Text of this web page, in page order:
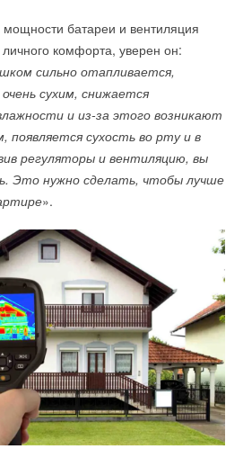
мощности батареи и вентиляция
комфорта, уверен он:
сильно отапливается,
сухим, снижается
и из-за этого возникают
появляется сухость во рту и в
регуляторы и вентиляцию, вы
Это нужно сделать, чтобы лучше
».